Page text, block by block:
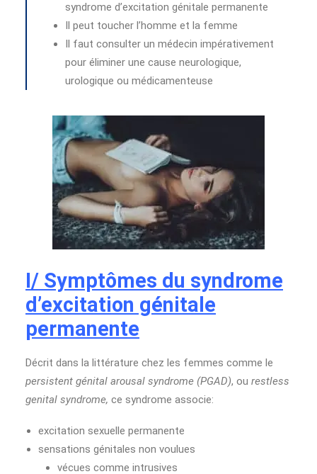
syndrome d’excitation génitale permanente
Il peut toucher l’homme et la femme
Il faut consulter un médecin impérativement
pour éliminer une cause neurologique,
urologique ou médicamenteuse
I/ Symptômes du syndrome
d’excitation génitale
permanente
Décrit dans la littérature chez les femmes comme le
persistent génital arousal syndrome (PGAD), ou restless
genital syndrome, ce syndrome associe:
excitation sexuelle permanente
sensations génitales non voulues
vécues comme intrusives